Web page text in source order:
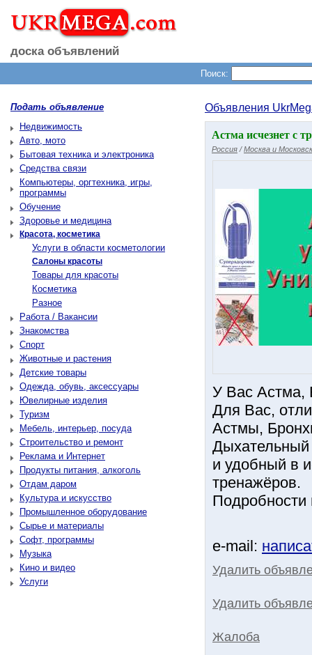
доска объявлений
Поиск:
Подать объявление
Недвижимость
Авто, мото
Бытовая техника и электроника
Средства связи
Компьютеры, оргтехника, игры,
программы
Обучение
Здоровье и медицина
Красота, косметика
Услуги в области косметологии
Салоны красоты
Товары для красоты
Косметика
Разное
Работа / Вакансии
Знакомства
Спорт
Животные и растения
Детские товары
Одежда, обувь, аксессуары
Ювелирные изделия
Туризм
Мебель, интерьер, посуда
Строительство и ремонт
Реклама и Интернет
Продукты питания, алкоголь
Отдам даром
Культура и искусство
Промышленное оборудование
Сырье и материалы
Софт, программы
Музыка
Кино и видео
Услуги
Объявления
Астма исчезнет с
Россия /Москва и
У Вас Астма,
Для Вас,
Астмы,
и удобный в
тренажёров.
Подробности
e-mail:
Удалить
Удалить
Жалоба